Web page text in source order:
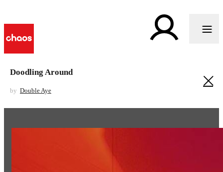
Doodling Around
by Double Aye